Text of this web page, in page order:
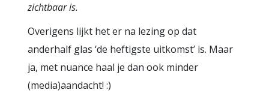
zichtbaar is.
Overigens lijkt het er na lezing op dat
anderhalf glas ‘de heftigste uitkomst’ is. Maar
ja, met nuance haal je dan ook minder
(media)aandacht! :)